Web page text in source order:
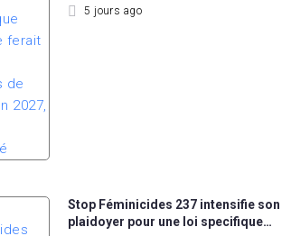
5 jours ago
Stop Féminicides 237 intensifie son
plaidoyer pour une loi specifique…